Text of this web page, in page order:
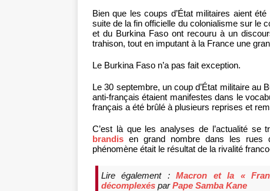
Bien que les coups d’État militaires aient
suite de la fin officielle du colonialisme sur le
et du Burkina Faso ont recouru à un
trahison, tout en imputant à la France une
Le Burkina Faso n’a pas fait exception.
Le 30 septembre, un coup d’État militaire au
anti-français étaient manifestes dans le
français a été brûlé à plusieurs reprises et
C’est là que les analyses de l’actualité se
brandis en grand nombre dans les rues
phénomène était le résultat de la rivalité
Lire également :Macron et la «
décomplexés parPape Samba Kane